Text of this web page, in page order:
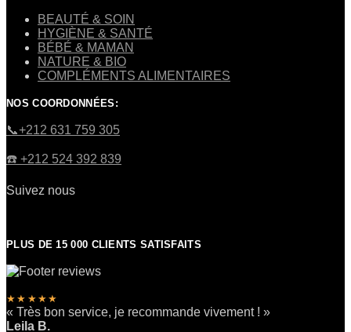
BEAUTÉ & SOIN
HYGIÈNE & SANTÉ
BÉBÉ & MAMAN
NATURE & BIO
COMPLÉMENTS ALIMENTAIRES
NOS COORDONNÉES:
​📞+212 631 759 305
☎️​ +212 524 392 839
Suivez nous
PLUS DE 15 000 CLIENTS SATISFAITS
★★★★★
« Très bon service, je recommande vivement ! »
Leila B.